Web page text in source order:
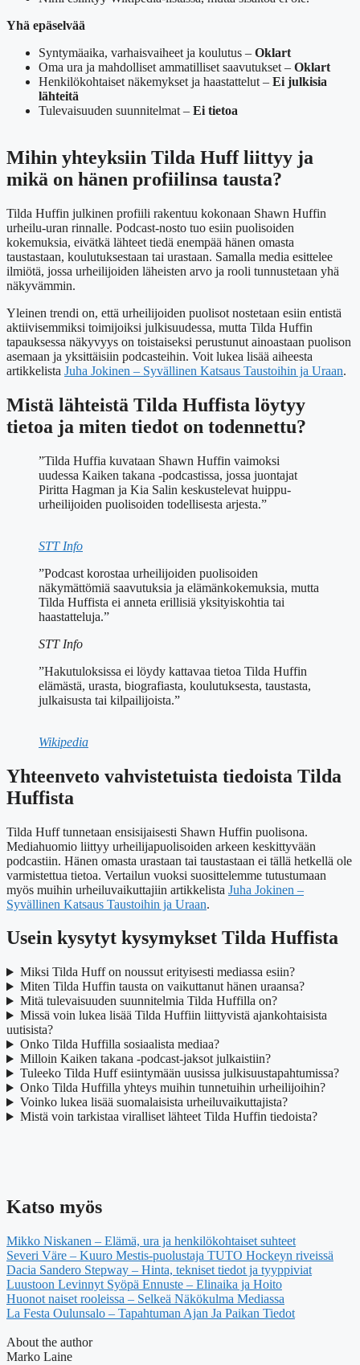
Yhä epäselvää
Syntymäaika, varhaisvaiheet ja koulutus – Oklart
Oma ura ja mahdolliset ammatilliset saavutukset – Oklart
Henkilökohtaiset näkemykset ja haastattelut – Ei julkisia
lähteitä
Tulevaisuuden suunnitelmat – Ei tietoa
Mihin yhteyksiin Tilda Huff liittyy ja
mikä on hänen profiilinsa tausta?
Tilda Huffin julkinen profiili rakentuu kokonaan Shawn Huffin
urheilu-uran rinnalle. Podcast-nosto tuo esiin puolisoiden
kokemuksia, eivätkä lähteet tiedä enempää hänen omasta
taustastaan, koulutuksestaan tai urastaan. Samalla media esittelee
ilmiötä, jossa urheilijoiden läheisten arvo ja rooli tunnustetaan yhä
näkyvämmin.
Yleinen trendi on, että urheilijoiden puolisot nostetaan esiin entistä
aktiivisemmiksi toimijoiksi julkisuudessa, mutta Tilda Huffin
tapauksessa näkyvyys on toistaiseksi perustunut ainoastaan puolison
asemaan ja yksittäisiin podcasteihin. Voit lukea lisää aiheesta
artikkelista Juha Jokinen – Syvällinen Katsaus Taustoihin ja Uraan.
Mistä lähteistä Tilda Huffista löytyy
tietoa ja miten tiedot on todennettu?
”Tilda Huffia kuvataan Shawn Huffin vaimoksi
uudessa Kaiken takana -podcastissa, jossa juontajat
Piritta Hagman ja Kia Salin keskustelevat huippu-
urheilijoiden puolisoiden todellisesta arjesta.”
STT Info
”Podcast korostaa urheilijoiden puolisoiden
näkymättömiä saavutuksia ja elämänkokemuksia, mutta
Tilda Huffista ei anneta erillisiä yksityiskohtia tai
haastatteluja.”
STT Info
”Hakutuloksissa ei löydy kattavaa tietoa Tilda Huffin
elämästä, urasta, biografiasta, koulutuksesta, taustasta,
julkaisusta tai kilpailijoista.”
Wikipedia
Yhteenveto vahvistetuista tiedoista Tilda
Huffista
Tilda Huff tunnetaan ensisijaisesti Shawn Huffin puolisona.
Mediahuomio liittyy urheilijapuolisoiden arkeen keskittyvään
podcastiin. Hänen omasta urastaan tai taustastaan ei tällä hetkellä ole
varmistettua tietoa. Vertailun vuoksi suosittelemme tutustumaan
myös muihin urheiluvaikuttajiin artikkelista Juha Jokinen –
Syvällinen Katsaus Taustoihin ja Uraan.
Usein kysytyt kysymykset Tilda Huffista
Miksi Tilda Huff on noussut erityisesti mediassa esiin?
Miten Tilda Huffin tausta on vaikuttanut hänen uraansa?
Mitä tulevaisuuden suunnitelmia Tilda Huffilla on?
Missä voin lukea lisää Tilda Huffiin liittyvistä ajankohtaisista
uutisista?
Onko Tilda Huffilla sosiaalista mediaa?
Milloin Kaiken takana -podcast-jaksot julkaistiin?
Tuleeko Tilda Huff esiintymään uusissa julkisuustapahtumissa?
Onko Tilda Huffilla yhteys muihin tunnetuihin urheilijoihin?
Voinko lukea lisää suomalaisista urheiluvaikuttajista?
Mistä voin tarkistaa viralliset lähteet Tilda Huffin tiedoista?
Katso myös
Mikko Niskanen – Elämä, ura ja henkilökohtaiset suhteet
Severi Väre – Kuuro Mestis-puolustaja TUTO Hockeyn riveissä
Dacia Sandero Stepway – Hinta, tekniset tiedot ja tyyppiviat
Luustoon Levinnyt Syöpä Ennuste – Elinaika ja Hoito
Huonot naiset rooleissa – Selkeä Näkökulma Mediassa
La Festa Oulunsalo – Tapahtuman Ajan Ja Paikan Tiedot
About the author
Marko Laine